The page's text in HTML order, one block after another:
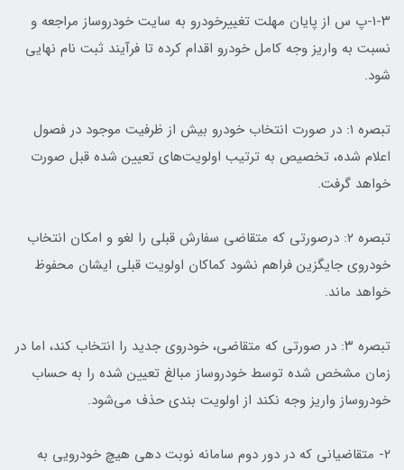
۱-۳-پ س از پایان مهلت تغییرخودرو به سایت خودروساز مراجعه و
نسبت به واریز وجه کامل خودرو اقدام کرده تا فرآیند ثبت نام نهایی
شود.
تبصره ۱: در صورت انتخاب خودرو بیش از ظرفیت موجود در فصول
اعلام شده، تخصیص به ترتیب اولویت‌های تعیین شده قبل صورت
خواهد گرفت.
تبصره ۲: درصورتی که متقاضی سفارش قبلی را لغو و امکان انتخاب
خودروی جایگزین فراهم نشود کماکان اولویت قبلی ایشان محفوظ
خواهد ماند.
تبصره ۳: در صورتی که متقاضی، خودروی جدید را انتخاب کند، اما در
زمان مشخص شده توسط خودروساز مبالغ تعیین شده را به حساب
خودروساز واریز وجه نکند از اولویت بندی حذف می‌شود.
۲- متقاضیانی که در دور دوم سامانه نوبت دهی هیچ خودرویی به